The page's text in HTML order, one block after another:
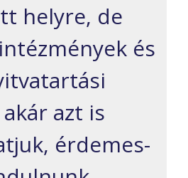
helyre, de
és
azt is
érdemes-